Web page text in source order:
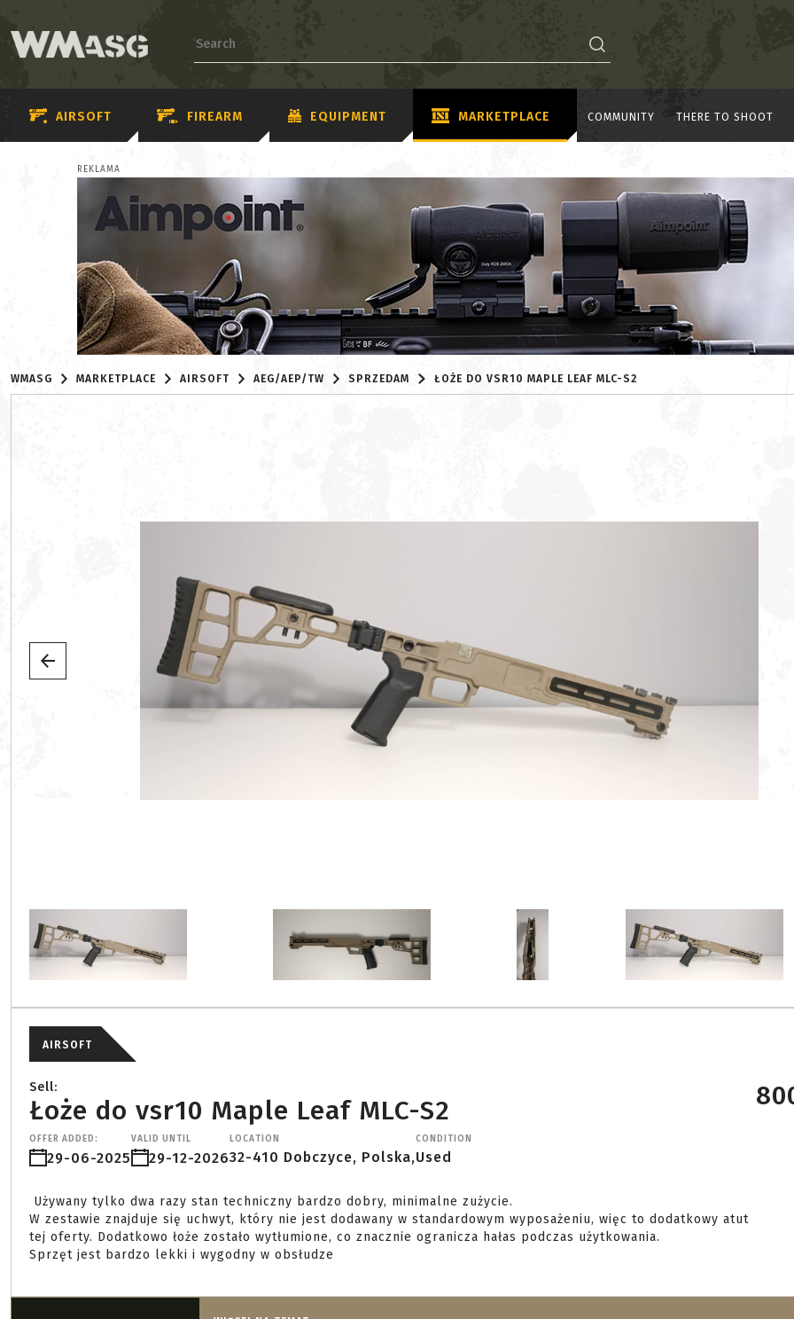
AIRSOFT FIREARM EQUIPMENT MARKETPLACE COMMUNITY THERE TO SHOOT
REKLAMA
WMASG MARKETPLACE AIRSOFT AEG/AEP/TW SPRZEDAM ŁOŻE DO VSR10 MAPLE LEAF MLC-S2
AIRSOFT
Sell:
Łoże do vsr10 Maple Leaf MLC-S2
OFFER ADDED:
29-06-2025
VALID UNTIL
29-12-2026
LOCATION
32-410 Dobczyce, Polska,
CONDITION
Used
W zestawie znajduje się uchwyt, który nie jest dodawany w standardowym wyposażeniu, więc to dodatkowy atut
tej oferty. Dodatkowo łoże zostało wytłumione, co znacznie ogranicza hałas podczas użytkowania.
Sprzęt jest bardzo lekki i wygodny w obsłudze